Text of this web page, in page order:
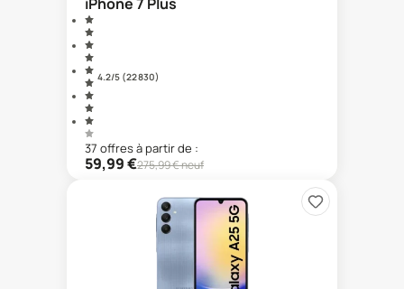
4.2/5 (22 830)
37 offresà partir de :
59,99€275,99€ neuf